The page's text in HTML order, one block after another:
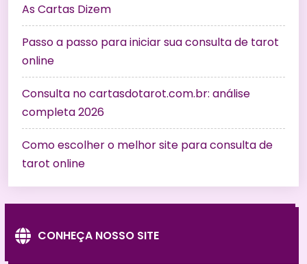
As Cartas Dizem
Passo a passo para iniciar sua consulta de tarot
online
Consulta no cartasdotarot.com.br: análise
completa 2026
Como escolher o melhor site para consulta de
tarot online
CONHEÇA NOSSO SITE